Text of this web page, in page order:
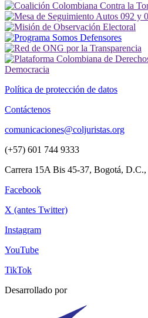
Política de protección de datos
Contáctenos
comunicaciones@coljuristas.org
(+57) 601 744 9333
Carrera 15A Bis 45-37, Bogotá,
Facebook
X (antes Twitter)
Instagram
YouTube
TikTok
Desarrollado por